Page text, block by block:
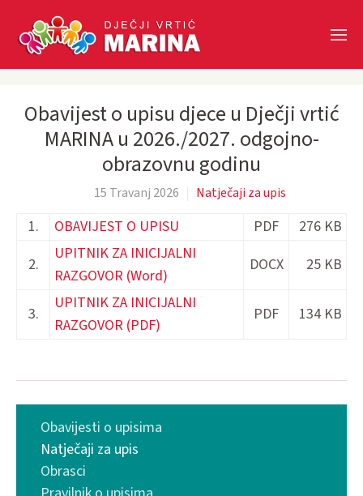
Skip to main content
Obavijest o upisu djece u Dječji vrtić
MARINA u 2026./2027. odgojno-
obrazovnu godinu
15 Travanj 2026 Natječaji za upis
1. OBAVIJEST O UPISU PDF
276 KB
2.
UPITNIK ZA INICIJALNI
RAZGOVOR (Word)
DOCX 25 KB
3.
UPITNIK ZA INICIJALNI
RAZGOVOR (PDF)
PDF 134 KB
Obavijesti o upisima
Natječaji za upis
Obrasci